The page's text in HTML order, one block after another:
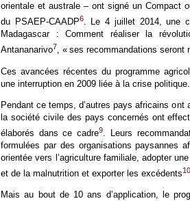
orientale et australe – ont signé un Compact
du PSAEP-CAADP6. Le 4 juillet 2014, une
Madagascar : Comment réaliser la
Antananarivo7, « ses recommandations seront
Ces avancées récentes du programme
une interruption en 2009 liée à la crise politique.
Pendant ce temps, d’autres pays africains
la société civile des pays concernés ont
élaborés dans ce cadre9. Leurs
formulées par des organisations paysannes
orientée vers l’agriculture familiale, adopter
et de la malnutrition et exporter les excédents10
Mais au bout de 10 ans d’application, le